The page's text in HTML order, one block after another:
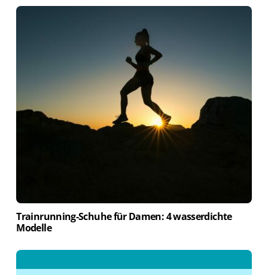
Trainrunning-Schuhe für Damen: 4 wasserdichte
Modelle